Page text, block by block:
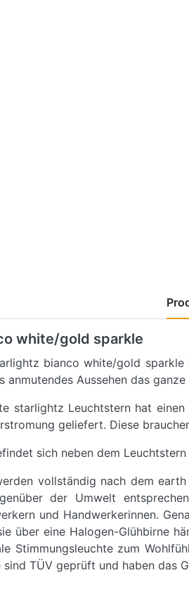
white/gold sparkle
bianco white/gold
anmutendes Aussehen das ganze
starlightz Leuchtstern hat
geliefert. Diese
sich neben dem
vollständig nach dem
der Umwelt
und Handwerkerinnen.
über eine Halogen-Glühbirne
Stimmungsleuchte zum
TÜV geprüft und haben das